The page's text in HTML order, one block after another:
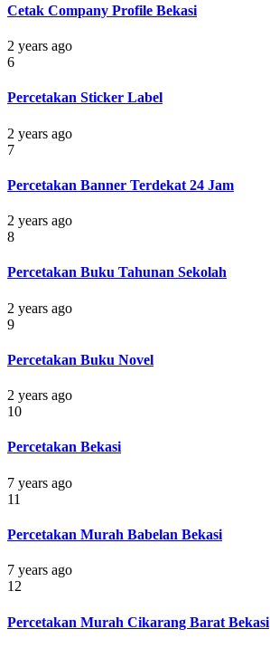
Cetak Company Profile Bekasi
2 years ago
6
Percetakan Sticker Label
2 years ago
7
Percetakan Banner Terdekat 24 Jam
2 years ago
8
Percetakan Buku Tahunan Sekolah
2 years ago
9
Percetakan Buku Novel
2 years ago
10
Percetakan Bekasi
7 years ago
11
Percetakan Murah Babelan Bekasi
7 years ago
12
Percetakan Murah Cikarang Barat Bekasi